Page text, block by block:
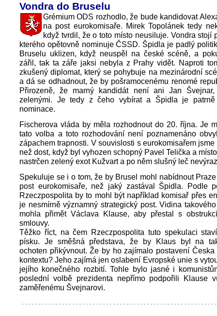
Vondra do Bruselu
Grémium ODS rozhodlo, že bude kandidovat
na post eurokomisaře. Mirek Topolánek tedy
když tvrdil, že o toto místo neusiluje. Vondra stojí
kterého opětovně nominuje ČSSD. Špidla je padlý
Bruselu uklizen, když neuspěl na české scéně, a
zářil, tak ta záře jaksi nebyla z Prahy vidět. Naproti
zkušený diplomat, který se pohybuje na mezinárodní
a dá se odhadnout, že by pošramocenému renomé
Přirozeně, že marný kandidát není ani Jan Švejnar,
zelenými. Je tedy z čeho vybírat a Špidla je
nominace.
Fischerova vláda by měla rozhodnout do 20. října. Je
tato volba a toto rozhodování není poznamenáno
zápachem trapnosti. V souvislosti s eurokomisařem
než dost, když byl vyhozen schopný Pavel Telička a
nastrčen zelený exot Kužvart a po něm slušný leč
Spekuluje se i o tom, že by Brusel mohl nabídnout
post eurokomisaře, než jaký zastával Špidla. Podle
Rzeczpospolita by to mohl být například komisař přes
je nesmírně významný strategický post. Vidina
mohla přimět Václava Klause, aby přestal s
smlouvy.
Těžko říct, na čem Rzeczpospolita tuto spekulaci
písku. Je směšná představa, že by Klaus byl na
ochoten přikývnout. Že by ho zajímalo postavení Česka
kontextu? Jeho zajímá jen oslabení Evropské unie s
jejího konečného rozbití. Tohle bylo jasné i
poslední volbě prezidenta nepřímo podpořili Klause
zaměřenému Švejnarovi.